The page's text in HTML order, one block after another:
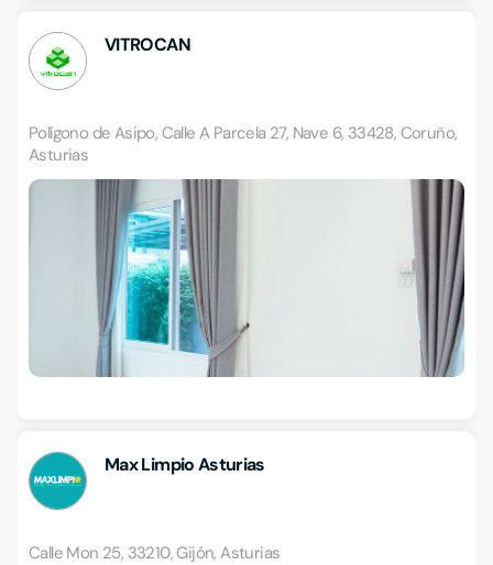
VITROCAN
Polígono de Asipo, Calle A Parcela 27, Nave 6, 33428, Coruño,
Asturias
Max Limpio Asturias
Calle Mon 25, 33210, Gijón, Asturias